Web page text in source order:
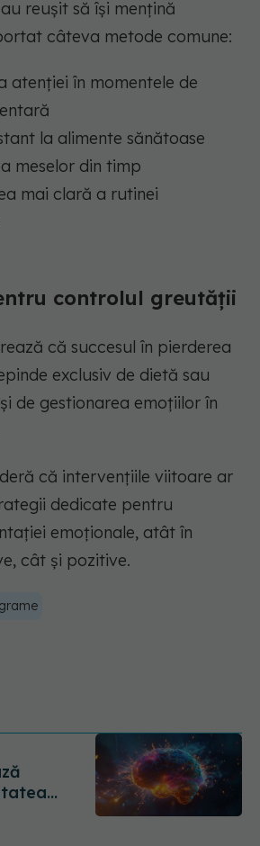
reușit să își mențină
câteva metode comune:
atenției în momentele de
la alimente sănătoase
meselor din timp
mai clară a rutinei
controlul greutății
că succesul în pierderea
exclusiv de dietă sau
de gestionarea emoțiilor în
că intervențiile viitoare ar
dedicate pentru
emoționale, atât în
cât și pozitive.